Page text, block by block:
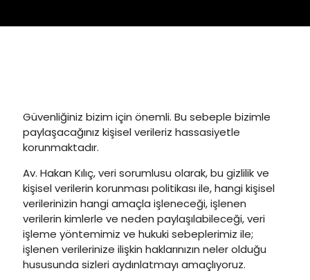
Güvenliğiniz bizim için önemli. Bu sebeple bizimle
paylaşacağınız kişisel verileriz hassasiyetle
korunmaktadır.
Av. Hakan Kılıç, veri sorumlusu olarak, bu gizlilik ve
kişisel verilerin korunması politikası ile, hangi kişisel
verilerinizin hangi amaçla işleneceği, işlenen
verilerin kimlerle ve neden paylaşılabileceği, veri
işleme yöntemimiz ve hukuki sebeplerimiz ile;
işlenen verilerinize ilişkin haklarınızın neler olduğu
hususunda sizleri aydınlatmayı amaçlıyoruz.